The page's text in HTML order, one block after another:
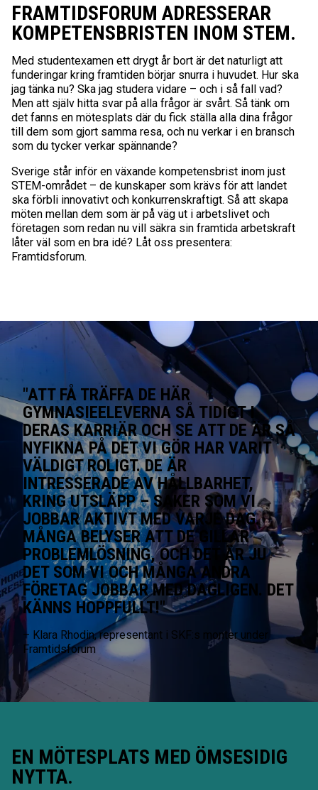
FRAMTIDSFORUM ADRESSERAR
KOMPETENSBRISTEN INOM STEM.
Med studentexamen ett drygt år bort är det naturligt att
funderingar kring framtiden börjar snurra i huvudet. Hur ska
jag tänka nu? Ska jag studera vidare – och i så fall vad?
Men att själv hitta svar på alla frågor är svårt. Så tänk om
det fanns en mötesplats där du fick ställa alla dina frågor
till dem som gjort samma resa, och nu verkar i en bransch
som du tycker verkar spännande?
Sverige står inför en växande kompetensbrist inom just
STEM-området – de kunskaper som krävs för att landet
ska förbli innovativt och konkurrenskraftigt. Så att skapa
möten mellan dem som är på väg ut i arbetslivet och
företagen som redan nu vill säkra sin framtida arbetskraft
låter väl som en bra idé? Låt oss presentera:
Framtidsforum.
"ATT FÅ TRÄFFA DE HÄR
GYMNASIEELEVERNA SÅ TIDIGT I
DERAS KARRIÄR OCH SE ATT DE ÄR SÅ
NYFIKNA PÅ DET VI GÖR HAR VARIT
VÄLDIGT ROLIGT. DE ÄR
INTRESSERADE AV HÅLLBARHET,
KRING UTSLÄPP – SAKER SOM VI
JOBBAR AKTIVT MED VARJE DAG.
MÅNGA BELYSER ATT DE GILLAR
PROBLEMLÖSNING, OCH DET ÄR JU
DET SOM VI OCH MÅNGA ANDRA
FÖRETAG JOBBAR MED DAGLIGEN. DET
KÄNNS HOPPFULLT!"
– Klara Rhodin, representant i SKF:s monter under
Framtidsforum
EN MÖTESPLATS MED ÖMSESIDIG
NYTTA.